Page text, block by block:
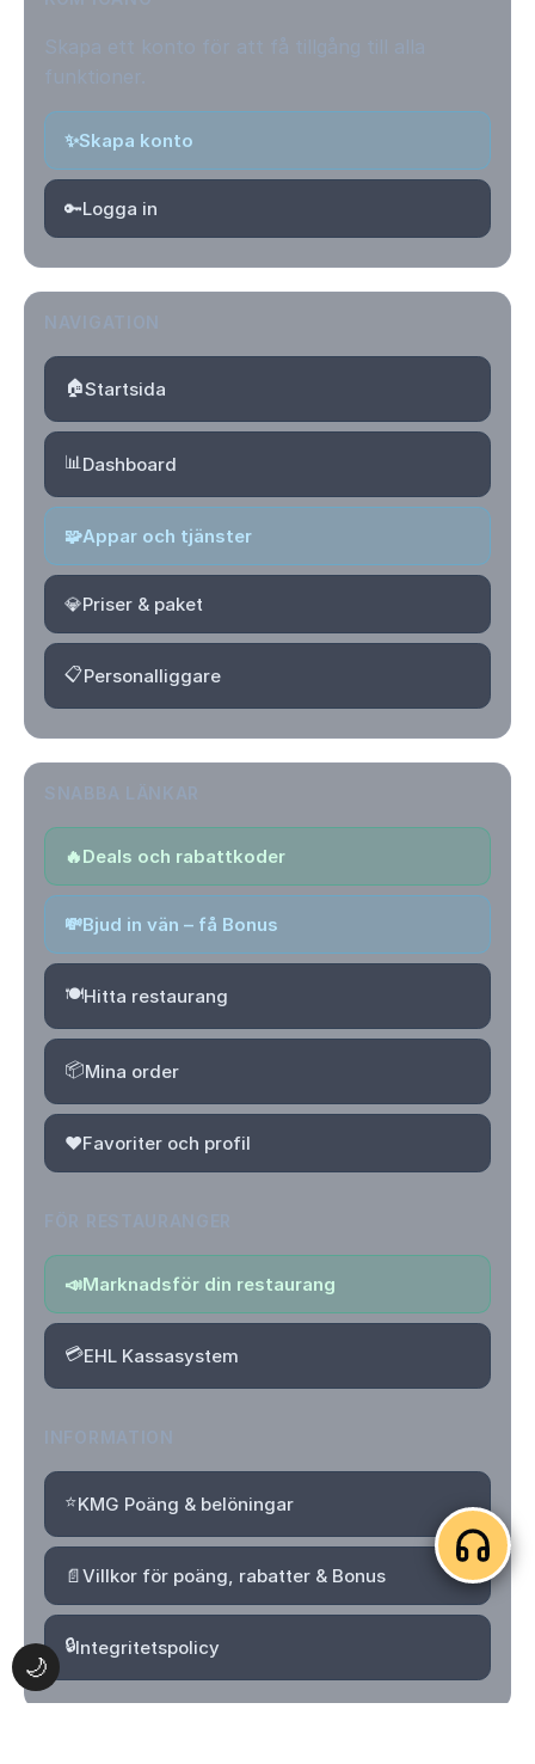
🌙
✨Skapa konto
🔑Logga in
🏠Startsida
📊Dashboard
🧩Appar och tjänster
💎Priser & paket
📋Personalliggare
🔥Deals och rabattkoder
💸Bjud in vän – få Bonus
🍽️Hitta restaurang
📦Mina order
❤️Favoriter och profil
📣Marknadsför din restaurang
💳EHL Kassasystem
⭐KMG Poäng & belöningar
📄Villkor för poäng, rabatter & Bonus
🔒Integritetspolicy